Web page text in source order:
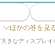
ほかの巻を見
きなディスプレイ